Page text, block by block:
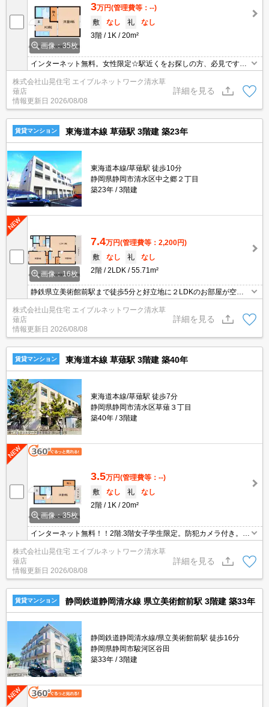
画像：35枚
3万円(管理費等：--)
敷
なし 礼
なし
3階
1K 20m²
インターネット無料。女性限定☆駅近くをお探しの方、必見です（J
R草薙駅まで560m）！ガスコンロ使用可でお料理好きの方におすす
め♪屋根付きの駐車場でお車も汚れにくいですよ(^_-)-☆お家賃にご
注目！敷金1ヶ月で初期費用もかしこく節約しちゃいましょう(#^.^
#)最上階で眺めもいいですよ☆お問い合わせはお早めに！
株式会社山晃住宅 エイブルネットワーク清水草
薙店
情報更新日 2026/08/08
詳細を見る
賃貸マンション 東海道本線 草薙駅 3階建 築23年
東海道本線/草薙駅 徒歩10分
静岡県静岡市清水区中之郷２丁目
築23年
3階建
画像：16枚
7.4万円(管理費等：2,200円)
敷
なし 礼
なし
2階
2LDK 55.71m²
静鉄県立美術館前駅まで徒歩5分と好立地に２LDKのお部屋が空い
てきました☆敷金・礼金０で初期費用も抑えられてとっても人気の
あるお部屋ですよ♪キッチンが独立しており、お子様が入らないよう
に柵なんかをしたら安心です☆日当たりも良く、お部屋の中はとっ
ても明るいですよ♪近くにドラッグストアがあり、とっても買い物が
便利です☆
株式会社山晃住宅 エイブルネットワーク清水草
薙店
情報更新日 2026/08/08
詳細を見る
賃貸マンション 東海道本線 草薙駅 3階建 築40年
東海道本線/草薙駅 徒歩7分
静岡県静岡市清水区草薙３丁目
築40年
3階建
画像：35枚
3.5万円(管理費等：--)
敷
なし 礼
なし
2階
1K 20m²
インターネット無料！！2階.3階女子学生限定。防犯カメラ付き。敷
金・礼金がなしと初期費用を抑えられますよ！ベランダが広く南東
向きなので日当たりが良好。日当たりの良さを実感ください～。キ
ッチンが広く都市ガスなのでお料理好きな方にもオススメです。
株式会社山晃住宅 エイブルネットワーク清水草
薙店
情報更新日 2026/08/08
詳細を見る
賃貸マンション 静岡鉄道静岡清水線 県立美術館前駅 3階建 築33年
静岡鉄道静岡清水線/県立美術館前駅 徒歩16分
静岡県静岡市駿河区谷田
築33年
3階建